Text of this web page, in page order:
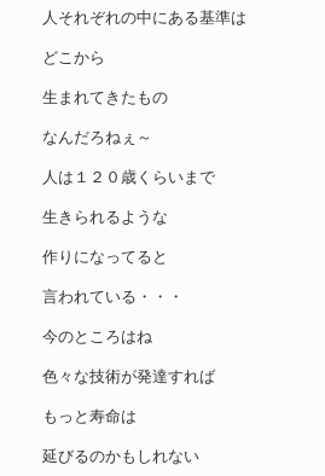
人それぞれの中にある基準は
どこから
生まれてきたもの
なんだろねぇ～
人は１２０歳くらいまで
生きられるような
作りになってると
言われている・・・
今のところはね
色々な技術が発達すれば
もっと寿命は
延びるのかもしれない